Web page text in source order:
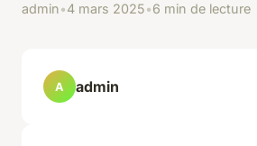
admin•4 mars 2025•6 min de lecture
A admin